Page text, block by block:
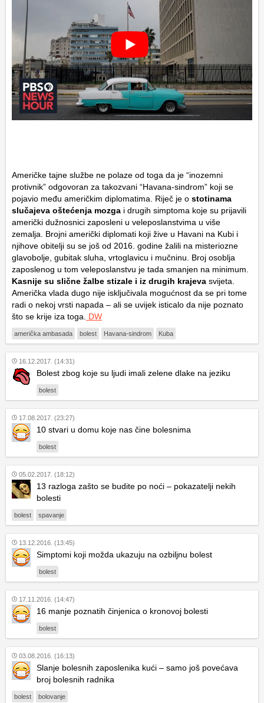
Američke tajne službe ne polaze od toga da je “inozemni
protivnik” odgovoran za takozvani “Havana-sindrom” koji se
pojavio među američkim diplomatima. Riječ je o stotinama
slučajeva oštećenja mozga i drugih simptoma koje su prijavili
američki dužnosnici zaposleni u veleposlanstvima u više
zemalja. Brojni američki diplomati koji žive u Havani na Kubi i
njihove obitelji su se još od 2016. godine žalili na misteriozne
glavobolje, gubitak sluha, vrtoglavicu i mučninu. Broj osoblja
zaposlenog u tom veleposlanstvu je tada smanjen na minimum.
Kasnije su slične žalbe stizale i iz drugih krajeva svijeta.
Američka vlada dugo nije isključivala mogućnost da se pri tome
radi o nekoj vrsti napada – ali se uvijek isticalo da nije poznato
što se krije iza toga. DW
američka ambasada bolest Havana-sindrom Kuba
16.12.2017. (14:31)
Bolest zbog koje su ljudi imali zelene dlake na jeziku
bolest
17.08.2017. (23:27)
10 stvari u domu koje nas čine bolesnima
bolest
05.02.2017. (18:12)
13 razloga zašto se budite po noći – pokazatelji nekih
bolesti
bolest spavanje
13.12.2016. (13:45)
Simptomi koji možda ukazuju na ozbiljnu bolest
bolest
17.11.2016. (14:47)
16 manje poznatih činjenica o kronovoj bolesti
bolest
03.08.2016. (16:13)
Slanje bolesnih zaposlenika kući – samo još povećava
broj bolesnih radnika
bolest bolovanje